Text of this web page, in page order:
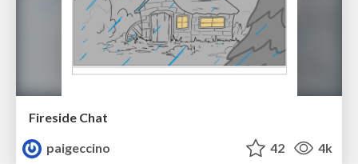
Fireside Chat
paigeccino
42 4k